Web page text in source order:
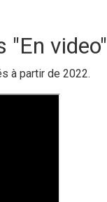
"En video"
à partir de 2022.